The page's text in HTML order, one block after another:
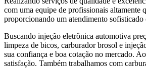
com uma equipe de profissionais altamente
proporcionando um atendimento
Buscando injeção eletrônica automotiva
limpeza de bicos, carburador brosol e
sua confiança e boa cotação no mercado.
satisfação. Também trabalhamos com